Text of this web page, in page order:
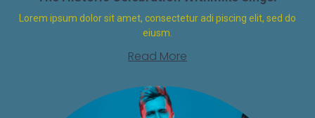
Lorem ipsum dolor sit amet, consectetur adi piscing elit, sed do
eiusm.
Read More